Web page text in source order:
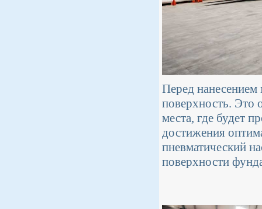
Перед
поверхность. Это
места, где будет
достижения
пневматический
поверхности